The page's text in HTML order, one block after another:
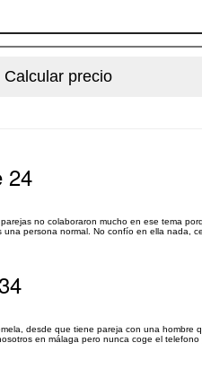
24
no colaboraron mucho en ese tema
persona normal. No confío en ella nada,
desde que tiene pareja con una
en málaga pero nunca coge el